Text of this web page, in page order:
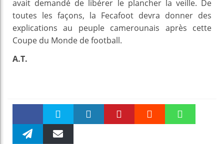
avait demandé de libérer le plancher la veille. De
toutes les façons, la Fecafoot devra donner des
explications au peuple camerounais après cette
Coupe du Monde de football.
A.T.
Faceboo Twitter